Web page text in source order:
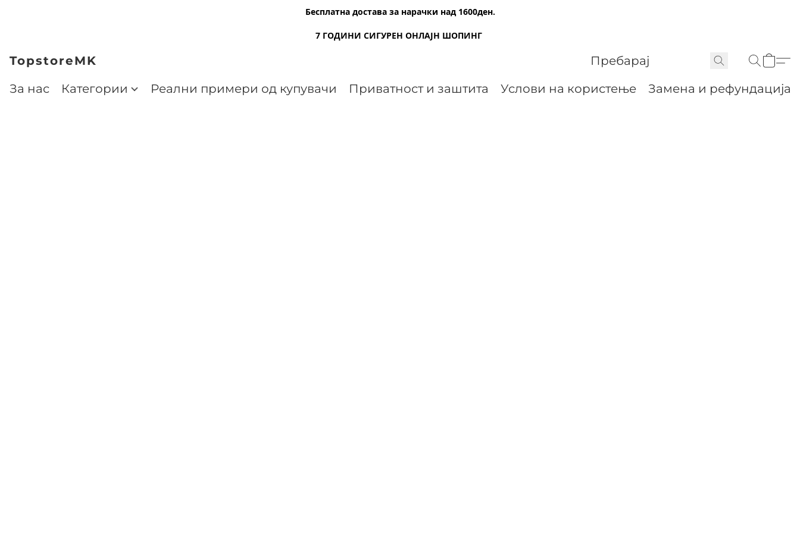
Бесплатна достава за нарачки над 1600ден.
7 ГОДИНИ СИГУРЕН ОНЛАЈН ШОПИНГ
TopstoreMK
За нас
Категории Реални примери од купувачи Приватност и заштита Услови на користење Замена и рефундација